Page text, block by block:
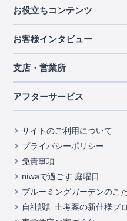
北海道
宮城県
千葉県
中部
山梨県
静岡県
滋賀県
京都府
中国・四国
岡山県
広島県
九州・沖縄
長期優良住宅
住宅性能評価書
ブルーミングガーデンは地
室内空間を快適に保つ断熱性
コストパフォーマンスに自
充実のアフターサポート
第三者評価によるお墨付き
家づくりのプロにも選ばれ
住んでみるとじわじわ伝わ
お役立ちコンテンツ
ご契約までの道のり
現地見学ガイド
ご紹介制度のご案内
東栄INDEX（用語集）
お客様インタビュー
支店・営業所
アフターサービス
サイトのご利用について
プライバシーポリシー
免責事項
niwaで過ごす 庭曜日
ブルーミングガーデンのこ
自社設計士考案の新仕様プ